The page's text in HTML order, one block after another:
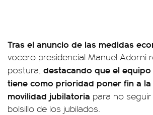
Tras el anuncio de las medidas
vocero presidencial Manuel Adorni
postura, destacando que el
tiene como prioridad poner fin a
movilidad jubilatoria para no
bolsillo de los jubilados.